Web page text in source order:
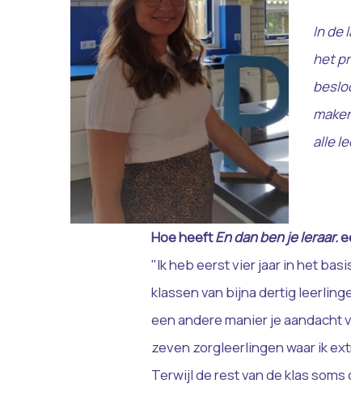
In de
het
alle
Hoe heeftEn dan ben je leraar.
"Ik heb eerst vier jaar in het
klassen van bijna dertig
een andere manier je aandacht
zeven zorgleerlingen waar ik
Terwijl de rest van de klas